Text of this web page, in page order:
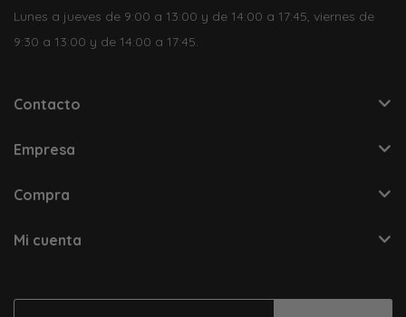
Lunes a jueves de 9:00 a 13:00 y de 14:00 a 17:45, viernes de
9:30 a 13:00 y de 14:00 a 17:45.
Contacto
Empresa
Compra
Mi cuenta